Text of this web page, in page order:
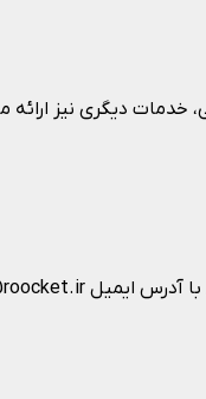
خدمات دیگری نیز